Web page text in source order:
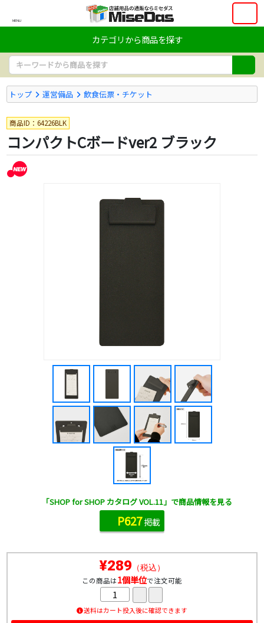
MENU
カテゴリから商品を探す
トップ 運営備品 飲食伝票・チケット
商品ID：64226BLK
コンパクトCボードver2 ブラック
¥289 （税込）
この商品は1個単位で注文可能
送料はカート投入後に確認できます
「SHOP for SHOP カタログ VOL.11」で商品情報を見る
P627掲載